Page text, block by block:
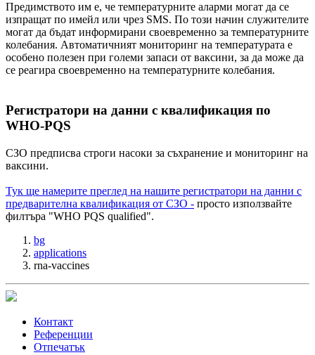
Предимството им е, че температурните аларми могат да се
изпращат по имейл или чрез SMS. По този начин служителите
могат да бъдат информирани своевременно за температурните
колебания. Автоматичният мониторинг на температурата е
особено полезен при големи запаси от ваксини, за да може да
се реагира своевременно на температурните колебания.
Регистратори на данни с квалификация по
WHO-PQS
СЗО предписва строги насоки за съхранение и мониторинг на
ваксини.
Тук ще намерите преглед на нашите регистратори на данни с
предварителна квалификация от СЗО - просто използвайте
филтъра "WHO PQS qualified".
bg
applications
rna-vaccines
Контакт
Референции
Отпечатък